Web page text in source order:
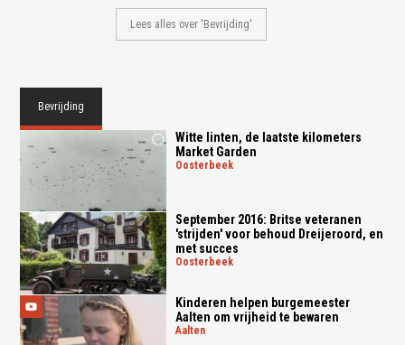
Lees alles over 'Bevrijding'
Bevrijding
Witte linten, de laatste kilometers
Market Garden
oosterbeek
September 2016: Britse veteranen
'strijden' voor behoud Dreijeroord, en
met succes
oosterbeek
Kinderen helpen burgemeester
Aalten om vrijheid te bewaren
aalten